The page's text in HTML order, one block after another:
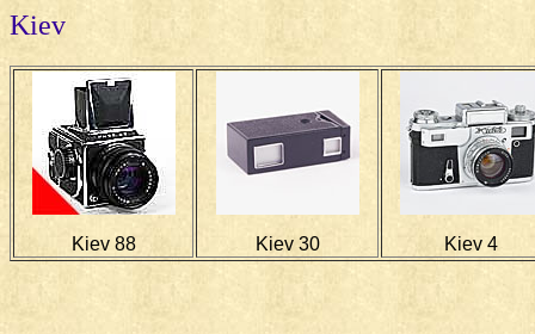
Kiev
Kiev 88 Kiev 30 Kiev 4